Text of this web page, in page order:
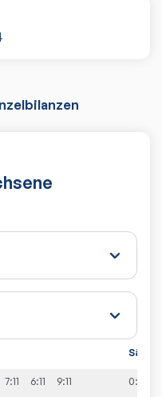
Sätze
7:11 6:11 9:11 0:3